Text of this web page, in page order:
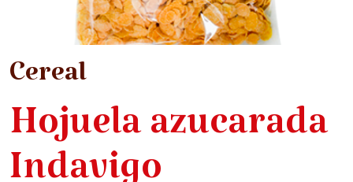
Cereal
Hojuela azucarada